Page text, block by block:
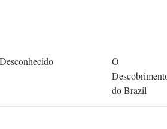
Desconhecido
O
do Brazil